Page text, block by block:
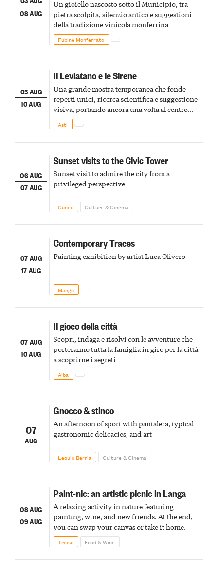
08 AUG
Un gioiello nascosto sotto il Municipio, tra
pietra scolpita, silenzio antico e suggestioni
della tradizione vinicola monferrina
Fubine Monferrato
05 AUG
10 AUG
Il Leviatano e le Sirene
Una grande mostra temporanea che fonde
reperti unici, ricerca scientifica e suggestione
visiva, portando ancora una volta al centro
della scena le meraviglie del passato astigiano
Asti
06 AUG
07 AUG
Sunset visits to the Civic Tower
Sunset visit to admire the city from a
privileged perspective
Cuneo Culture & Cinema
07 AUG
17 AUG
Contemporary Traces
Painting exhibition by artist Luca Olivero
Mango
07 AUG
10 AUG
Il gioco della città
Scopri, indaga e risolvi con le avventure che
porteranno tutta la famiglia in giro per la città
a scoprirne i segreti
Alba
07
AUG
Gnocco & stinco
An afternoon of sport with pantalera, typical
gastronomic delicacies, and art
Lequio Berria Culture & Cinema
08 AUG
09 AUG
Paint-nic: an artistic picnic in Langa
A relaxing activity in nature featuring
painting, wine, and new friends. At the end,
you can swap your canvas or take it home.
Treiso Food & Wine